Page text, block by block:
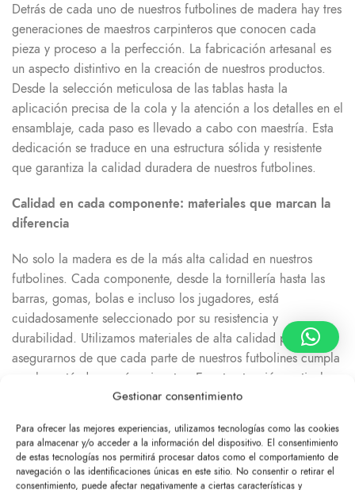
Gestionar consentimiento
Para ofrecer las mejores experiencias, utilizamos tecnologías como las cookies
para almacenar y/o acceder a la información del dispositivo. El consentimiento
de estas tecnologías nos permitirá procesar datos como el comportamiento de
navegación o las identificaciones únicas en este sitio. No consentir o retirar el
consentimiento, puede afectar negativamente a ciertas características y
Detrás de cada uno de nuestros futbolines de madera hay tres
generaciones de maestros carpinteros que conocen cada
pieza y proceso a la perfección. La fabricación artesanal es
un aspecto distintivo en la creación de nuestros productos.
Desde la selección meticulosa de las tablas hasta la
aplicación precisa de la cola y la atención a los detalles en el
ensamblaje, cada paso es llevado a cabo con maestría. Esta
dedicación se traduce en una estructura sólida y resistente
que garantiza la calidad duradera de nuestros futbolines.
Calidad en cada componente: materiales que marcan la
diferencia
No solo la madera es de la más alta calidad en nuestros
futbolines. Cada componente, desde la tornillería hasta las
barras, gomas, bolas e incluso los jugadores, está
cuidadosamente seleccionado por su resistencia y
durabilidad. Utilizamos materiales de alta calidad para
asegurarnos de que cada parte de nuestros futbolines cumpla
con los estándares más exigentes. Es esta atención meticulosa
a los detalles lo que nos permite ofrecer una garantía de 10
Si estás considerando la compra de un futbolín de madera, la
elección es clara: Futbolines Val. Nuestros modelos de